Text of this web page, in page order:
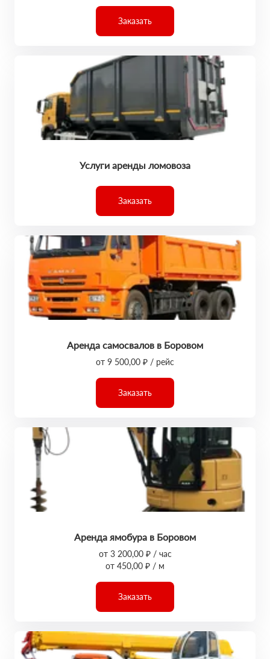
Заказать
Услуги аренды ломовоза
Заказать
Аренда самосвалов в Боровом
от 9 500,00 ₽ / рейс
Заказать
Аренда ямобура в Боровом
от 3 200,00 ₽ / час
от 450,00 ₽ / м
Заказать